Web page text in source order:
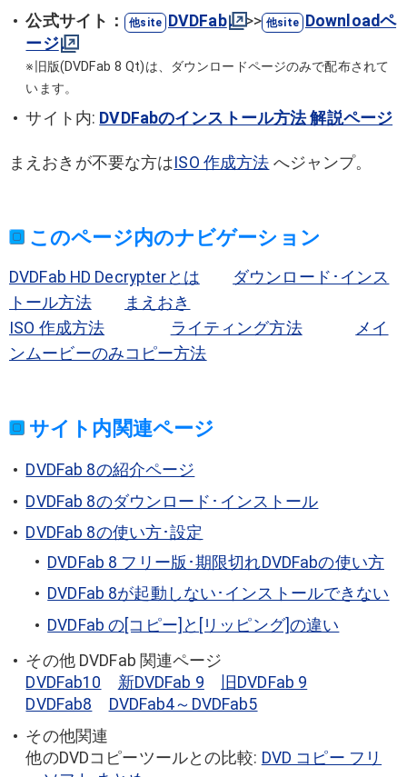
公式サイト： DVDFab >>
Downloadペ
ージ
※旧版(DVDFab 8 Qt)は、ダウンロードページのみで配布されて
います。
サイト内: DVDFabのインストール方法 解説ページ
まえおきが不要な方は ISO 作成方法 へジャンプ。
このページ内のナビゲーション
DVDFab HD Decrypterとは
ダウンロード･インス
トール方法
まえおき
ISO 作成方法
ライティング方法
メイ
ンムービーのみコピー方法
サイト内関連ページ
DVDFab 8の紹介ページ
DVDFab 8のダウンロード･インストール
DVDFab 8の使い方･設定
DVDFab 8 フリー版･期限切れDVDFabの使い方
DVDFab 8が起動しない･インストールできない
DVDFab の[コピー]と[リッピング]の違い
その他 DVDFab 関連ページ
DVDFab10
新DVDFab 9
旧DVDFab 9
DVDFab8
DVDFab4～DVDFab5
その他関連
他のDVDコピーツールとの比較: DVD コピー フリ